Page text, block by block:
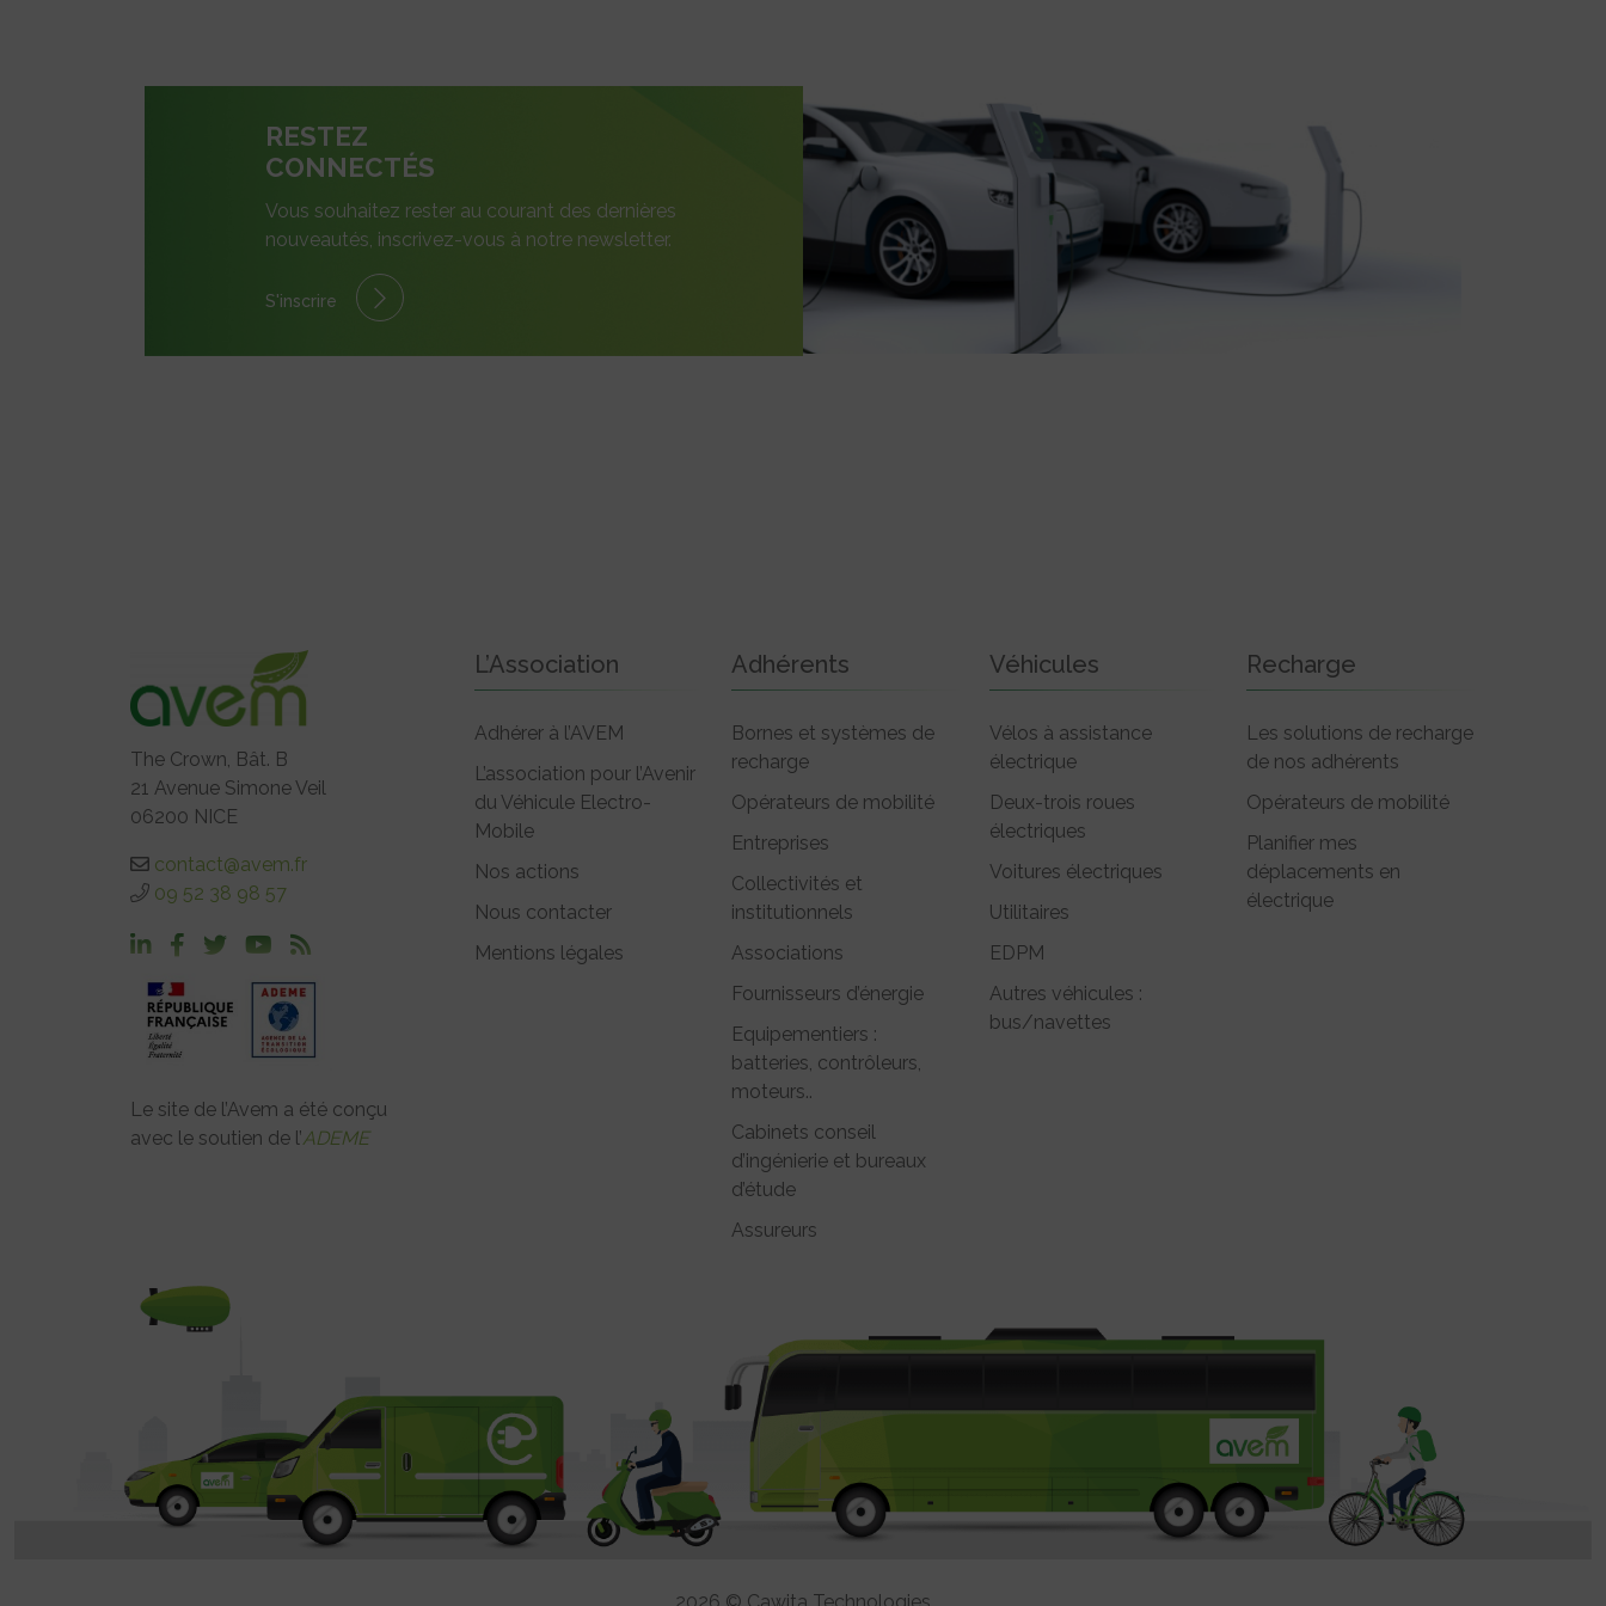
RESTEZ
CONNECTÉS
Vous souhaitez rester au courant des dernières
nouveautés, inscrivez-vous à notre newsletter.
S'inscrire
The Crown, Bât. B
21 Avenue Simone Veil
06200 NICE
contact@avem.fr
09 52 38 98 57
Le site de l’Avem a été conçu
avec le soutien de l’ADEME
L’Association
Adhérer à l’AVEM
L’association pour l’Avenir
du Véhicule Electro-
Mobile
Nos actions
Nous contacter
Mentions légales
Adhérents
Bornes et systèmes de
recharge
Opérateurs de mobilité
Entreprises
Collectivités et
institutionnels
Associations
Fournisseurs d’énergie
Equipementiers :
batteries, contrôleurs,
moteurs..
Cabinets conseil
d’ingénierie et bureaux
d’étude
Assureurs
Véhicules
Vélos à assistance
électrique
Deux-trois roues
électriques
Voitures électriques
Utilitaires
EDPM
Autres véhicules :
bus/navettes
Recharge
Les solutions de recharge
de nos adhérents
Opérateurs de mobilité
Planifier mes
déplacements en
électrique